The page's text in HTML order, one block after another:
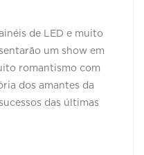
de LED e muito
um show em
romantismo com
dos amantes da
das últimas